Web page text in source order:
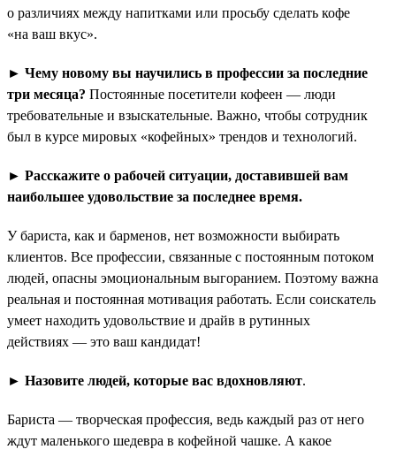
о различиях между напитками или просьбу сделать кофе
«на ваш вкус».
► Чему новому вы научились в профессии за последние
три месяца? Постоянные посетители кофеен — люди
требовательные и взыскательные. Важно, чтобы сотрудник
был в курсе мировых «кофейных» трендов и технологий.
► Расскажите о рабочей ситуации, доставившей вам
наибольшее удовольствие за последнее время.
У бариста, как и барменов, нет возможности выбирать
клиентов. Все профессии, связанные с постоянным потоком
людей, опасны эмоциональным выгоранием. Поэтому важна
реальная и постоянная мотивация работать. Если соискатель
умеет находить удовольствие и драйв в рутинных
действиях — это ваш кандидат!
► Назовите людей, которые вас вдохновляют.
Бариста — творческая профессия, ведь каждый раз от него
ждут маленького шедевра в кофейной чашке. А какое